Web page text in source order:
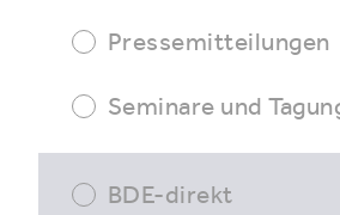
Pressemitteilungen
Seminare und
BDE-direkt